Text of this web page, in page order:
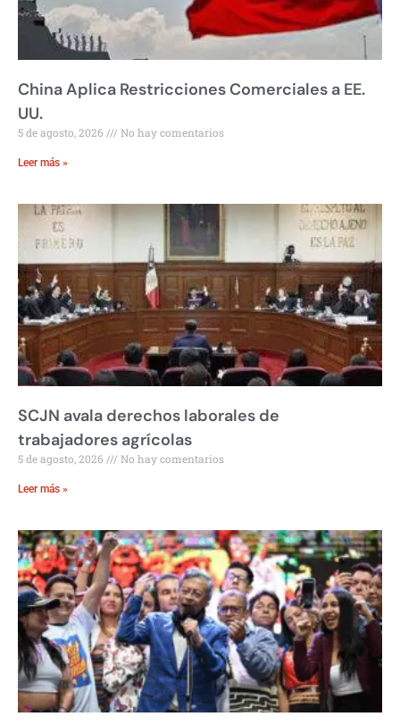
China Aplica Restricciones Comerciales a EE.
UU.
5 de agosto, 2026 No hay comentarios
Leer más »
SCJN avala derechos laborales de
trabajadores agrícolas
5 de agosto, 2026 No hay comentarios
Leer más »